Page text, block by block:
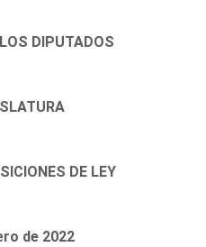
DIPUTADOS
DE LEY
de 2022